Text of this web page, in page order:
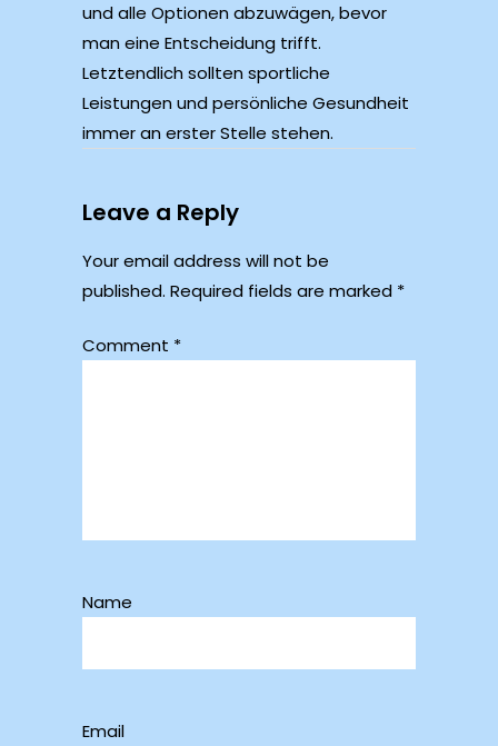
und alle Optionen abzuwägen, bevor
man eine Entscheidung trifft.
Letztendlich sollten sportliche
Leistungen und persönliche Gesundheit
immer an erster Stelle stehen.
Leave a Reply
Your email address will not be
published. Required fields are marked *
Comment *
Name
Email